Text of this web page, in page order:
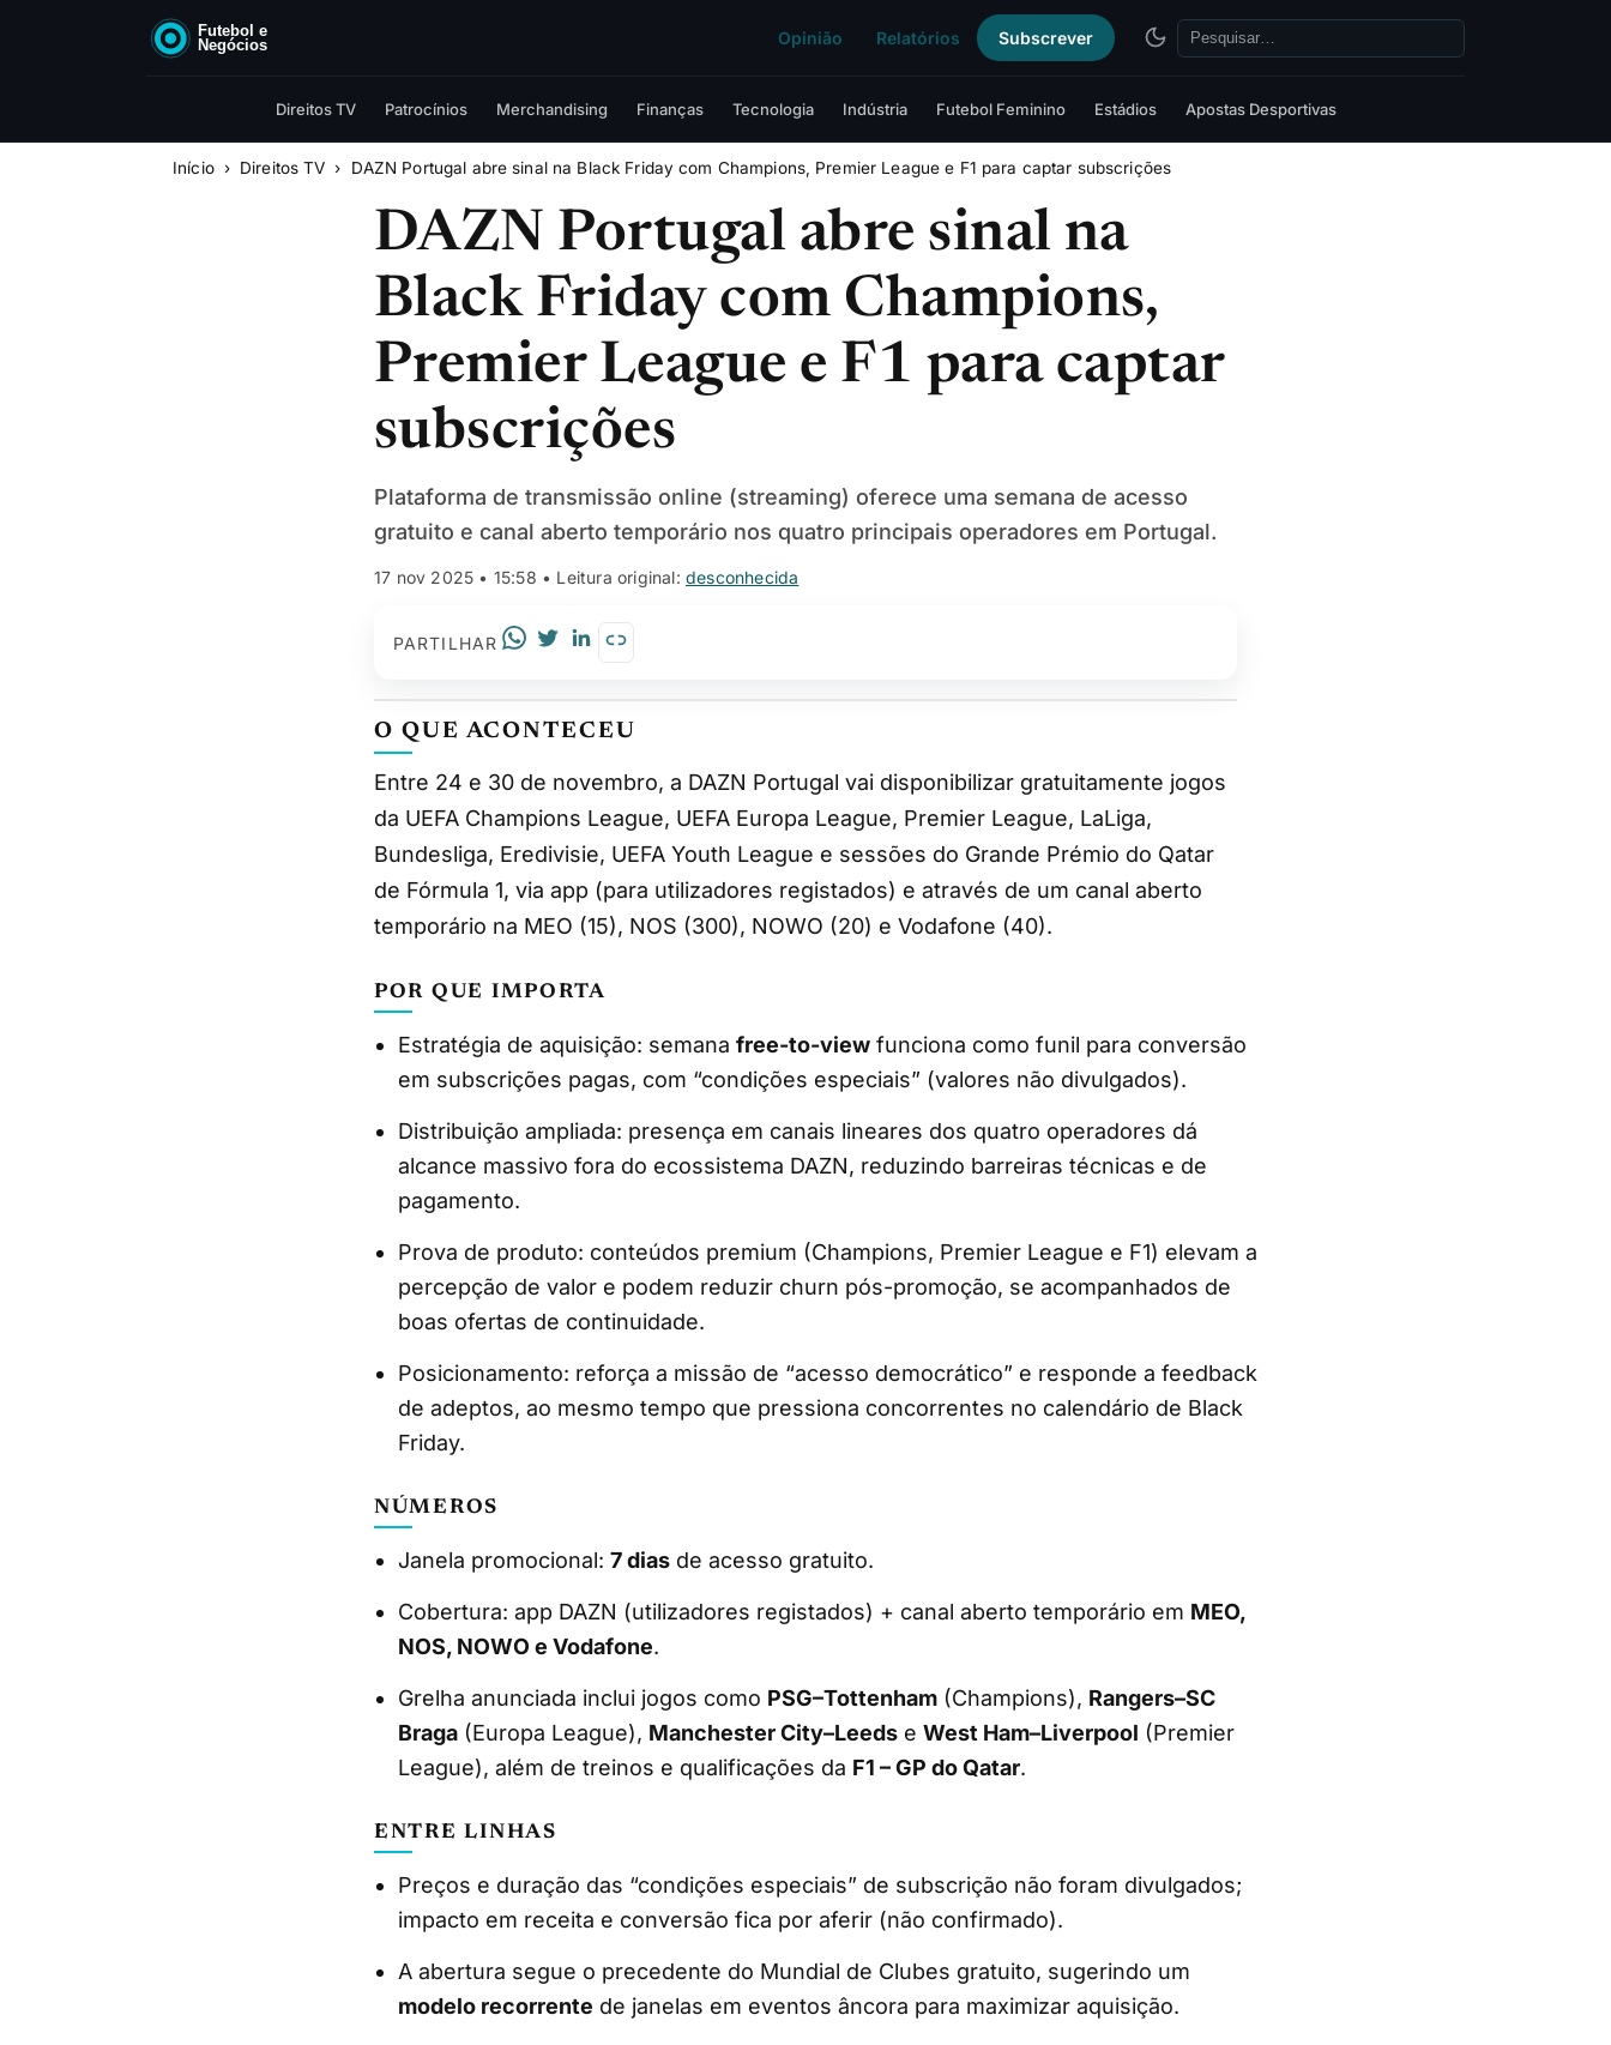
Opinião Relatórios Subscrever
Direitos TV Patrocínios Merchandising Finanças Tecnologia Indústria Futebol Feminino Estádios Apostas Desportivas
Início Direitos TV DAZN Portugal abre sinal na Black Friday com Champions, Premier League e F1 para captar subscrições
DAZN Portugal abre sinal na
Black Friday com Champions,
Premier League e F1 para captar
subscrições
Plataforma de transmissão online (streaming) oferece uma semana de acesso
gratuito e canal aberto temporário nos quatro principais operadores em Portugal.
17 nov 2025 • 15:58 • Leitura original:desconhecida
PARTILHAR
O QUE ACONTECEU
Entre 24 e 30 de novembro, a DAZN Portugal vai disponibilizar gratuitamente jogos
da UEFA Champions League, UEFA Europa League, Premier League, LaLiga,
Bundesliga, Eredivisie, UEFA Youth League e sessões do Grande Prémio do Qatar
de Fórmula 1, via app (para utilizadores registados) e através de um canal aberto
temporário na MEO (15), NOS (300), NOWO (20) e Vodafone (40).
POR QUE IMPORTA
Estratégia de aquisição: semana free-to-view funciona como funil para conversão
em subscrições pagas, com “condições especiais” (valores não divulgados).
Distribuição ampliada: presença em canais lineares dos quatro operadores dá
alcance massivo fora do ecossistema DAZN, reduzindo barreiras técnicas e de
pagamento.
Prova de produto: conteúdos premium (Champions, Premier League e F1) elevam a
percepção de valor e podem reduzir churn pós-promoção, se acompanhados de
boas ofertas de continuidade.
Posicionamento: reforça a missão de “acesso democrático” e responde a feedback
de adeptos, ao mesmo tempo que pressiona concorrentes no calendário de Black
Friday.
NÚMEROS
Janela promocional: 7 dias de acesso gratuito.
Cobertura: app DAZN (utilizadores registados) + canal aberto temporário em MEO,
NOS, NOWO e Vodafone.
Grelha anunciada inclui jogos como PSG–Tottenham (Champions), Rangers–SC
Braga (Europa League), Manchester City–Leeds e West Ham–Liverpool (Premier
League), além de treinos e qualificações da F1 – GP do Qatar.
ENTRE LINHAS
Preços e duração das “condições especiais” de subscrição não foram divulgados;
impacto em receita e conversão fica por aferir (não confirmado).
A abertura segue o precedente do Mundial de Clubes gratuito, sugerindo um
modelo recorrente de janelas em eventos âncora para maximizar aquisição.